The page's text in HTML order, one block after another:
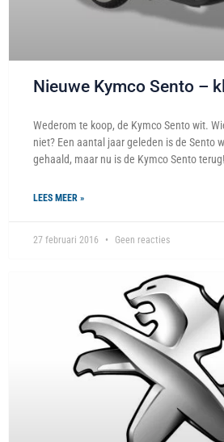
Nieuwe Kymco Sento –
Wederom te koop, de Kymco Sento wit.
niet? Een aantal jaar geleden is de Sento
gehaald, maar nu is de Kymco Sento terug!
LEES MEER »
27 februari 2016 Geen reacties